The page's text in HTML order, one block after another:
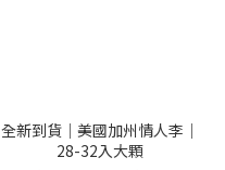
全新到貨｜美國加州情人李｜
28-32入大顆